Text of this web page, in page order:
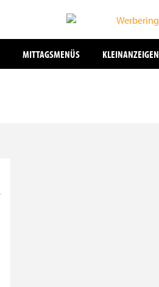
MITTAGSMENÜS KLEINANZEIGEN